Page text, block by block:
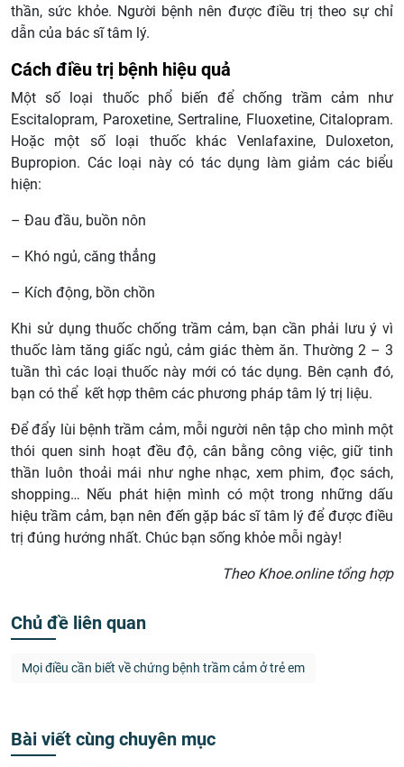
thần, sức khỏe. Người bệnh nên được điều trị theo sự chỉ
dẫn của bác sĩ tâm lý.
Cách điều trị bệnh hiệu quả
Một số loại thuốc phổ biến để chống trầm cảm như
Escitalopram, Paroxetine, Sertraline, Fluoxetine, Citalopram.
Hoặc một số loại thuốc khác Venlafaxine, Duloxeton,
Bupropion. Các loại này có tác dụng làm giảm các biểu
hiện:
– Đau đầu, buồn nôn
– Khó ngủ, căng thẳng
– Kích động, bồn chồn
Khi sử dụng thuốc chống trầm cảm, bạn cần phải lưu ý vì
thuốc làm tăng giấc ngủ, cảm giác thèm ăn. Thường 2 – 3
tuần thì các loại thuốc này mới có tác dụng. Bên cạnh đó,
bạn có thể kết hợp thêm các phương pháp tâm lý trị liệu.
Để đẩy lùi bệnh trầm cảm, mỗi người nên tập cho mình một
thói quen sinh hoạt đều độ, cân bằng công việc, giữ tinh
thần luôn thoải mái như nghe nhạc, xem phim, đọc sách,
shopping… Nếu phát hiện mình có một trong những dấu
hiệu trầm cảm, bạn nên đến gặp bác sĩ tâm lý để được điều
trị đúng hướng nhất. Chúc bạn sống khỏe mỗi ngày!
Theo Khoe.online tổng hợp
Chủ đề liên quan
Mọi điều cần biết về chứng bệnh trầm cảm ở trẻ em
Bài viết cùng chuyên mục